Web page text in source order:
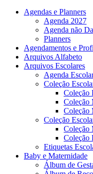
Agendas e Planners
Agenda 2027
Agenda não
Planners
Agendamentos e
Arquivos Alfabeto
Arquivos Escolares
Agenda
Coleção
Coleção
Coleção
Coleção
Coleção
Coleção
Coleção
Etiquetas
Baby e Maternidade
Álbum de